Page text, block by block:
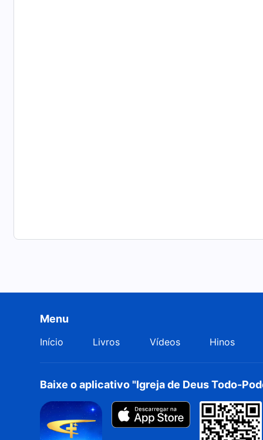
Menu
Início Livros Vídeos Hinos
Baixe o aplicativo "Igreja de Deus Todo-